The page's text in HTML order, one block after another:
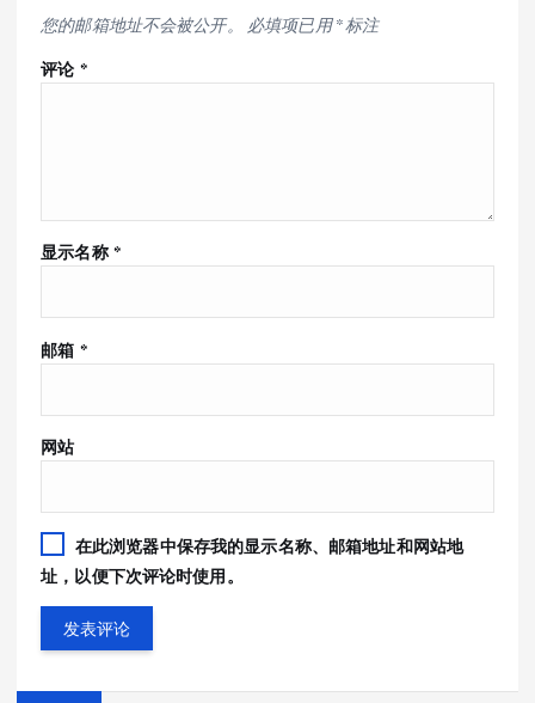
您的邮箱地址不会被公开。 必填项已用*标注
评论 *
显示名称 *
邮箱 *
网站
在此浏览器中保存我的显示名称、邮箱地址和网站地
址，以便下次评论时使用。